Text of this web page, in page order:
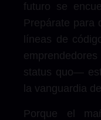
futuro se
Prepárate para
líneas de
status quo—
la vanguardia
Porque el